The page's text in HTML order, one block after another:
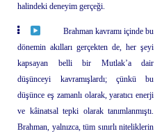
halindeki deneyim gerçeği.
Brahman kavramı içinde bu
dönemin akılları gerçekten de, her şeyi
kapsayan belli bir Mutlak’a dair
düşünceyi kavramışlardı; çünkü bu
düşünce eş zamanlı olarak, yaratıcı enerji
ve kâinatsal tepki olarak tanımlanmıştı.
Brahman, yalnızca, tüm sınırlı niteliklerin